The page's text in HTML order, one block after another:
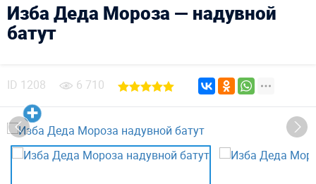
Изба Деда Мороза — надувной
батут
ID 1208 6 710